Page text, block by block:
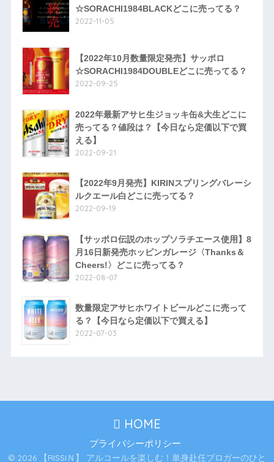
☆SORACHI1984BLACKどこに売ってる？
2022-11-05
【2022年10月数量限定発売】サッポロ
☆SORACHI1984DOUBLEどこに売ってる？
2022-09-25
2022年最新アサヒ生ジョッキ缶&大生どこに
売ってる？値段は？【今日なら定価以下で買
える】
2022-09-21
【2022年9月発売】KIRINスプリングバレーシ
ルクエール白どこに売ってる？
2022-09-19
【サッポロ伝説のホップソラチエース使用】8
月16日新発売ホッピンガレージ〈Thanks＆
Cheers!〉どこに売ってる？
2022-08-07
数量限定アサヒホワイトビールどこに売って
る？【今日なら定価以下で買える】
2022-07-03
HOME
プライバシーポリシー
© 2026 【RISSIＮ】 アルコールを楽しむ！単身赴任ブロガーのひと